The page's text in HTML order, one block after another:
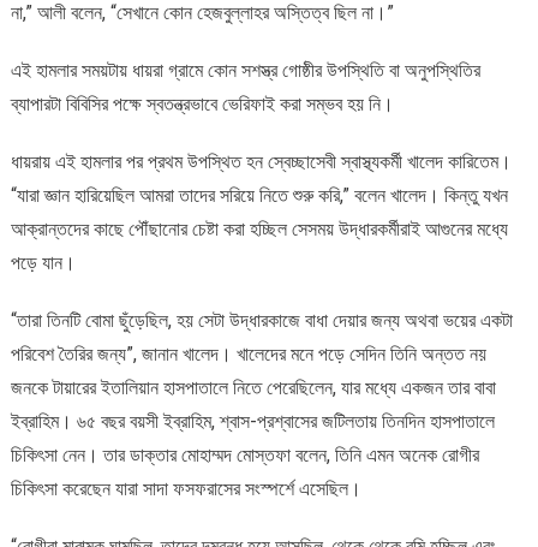
না,” আলী বলেন, “সেখানে কোন হেজবুল্লাহর অস্তিত্ব ছিল না।”
এই হামলার সময়টায় ধায়রা গ্রামে কোন সশস্ত্র গোষ্ঠীর উপস্থিতি বা অনুপস্থিতির
ব্যাপারটা বিবিসির পক্ষে স্বতন্ত্রভাবে ভেরিফাই করা সম্ভব হয় নি।
ধায়রায় এই হামলার পর প্রথম উপস্থিত হন স্বেচ্ছাসেবী স্বাস্থ্যকর্মী খালেদ কারিতেম।
“যারা জ্ঞান হারিয়েছিল আমরা তাদের সরিয়ে নিতে শুরু করি,” বলেন খালেদ। কিন্তু যখন
আক্রান্তদের কাছে পৌঁছানোর চেষ্টা করা হচ্ছিল সেসময় উদ্ধারকর্মীরাই আগুনের মধ্যে
পড়ে যান।
“তারা তিনটি বোমা ছুঁড়েছিল, হয় সেটা উদ্ধারকাজে বাধা দেয়ার জন্য অথবা ভয়ের একটা
পরিবেশ তৈরির জন্য”, জানান খালেদ। খালেদের মনে পড়ে সেদিন তিনি অন্তত নয়
জনকে টায়ারের ইতালিয়ান হাসপাতালে নিতে পেরেছিলেন, যার মধ্যে একজন তার বাবা
ইব্রাহিম। ৬৫ বছর বয়সী ইব্রাহিম, শ্বাস-প্রশ্বাসের জটিলতায় তিনদিন হাসপাতালে
চিকিৎসা নেন। তার ডাক্তার মোহাম্মদ মোস্তফা বলেন, তিনি এমন অনেক রোগীর
চিকিৎসা করেছেন যারা সাদা ফসফরাসের সংস্পর্শে এসেছিল।